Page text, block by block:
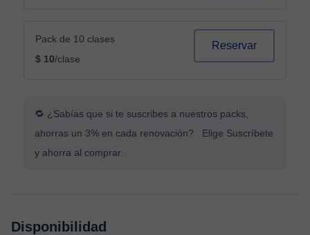
Pack de 10 clases
$ 10/clase
Reservar
🔁 ¿Sabías que si te suscribes a nuestros packs,
ahorras un 3% en cada renovación? Elige Suscríbete
y ahorra al comprar.
Disponibilidad